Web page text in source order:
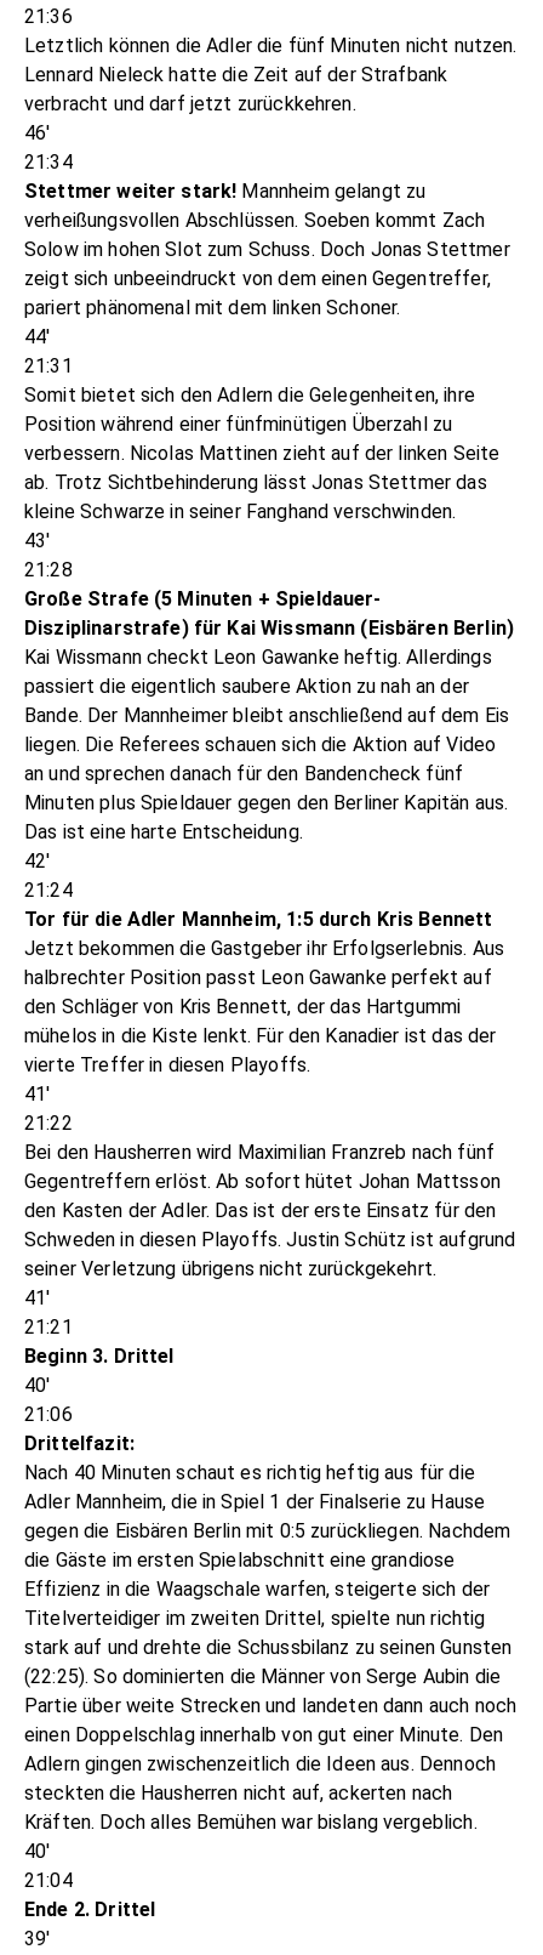
21:36
Letztlich können die Adler die fünf Minuten nicht nutzen.
Lennard Nieleck hatte die Zeit auf der Strafbank
verbracht und darf jetzt zurückkehren.
46'
21:34
Stettmer weiter stark! Mannheim gelangt zu
verheißungsvollen Abschlüssen. Soeben kommt Zach
Solow im hohen Slot zum Schuss. Doch Jonas Stettmer
zeigt sich unbeeindruckt von dem einen Gegentreffer,
pariert phänomenal mit dem linken Schoner.
44'
21:31
Somit bietet sich den Adlern die Gelegenheiten, ihre
Position während einer fünfminütigen Überzahl zu
verbessern. Nicolas Mattinen zieht auf der linken Seite
ab. Trotz Sichtbehinderung lässt Jonas Stettmer das
kleine Schwarze in seiner Fanghand verschwinden.
43'
21:28
Große Strafe (5 Minuten + Spieldauer-
Disziplinarstrafe) für Kai Wissmann (Eisbären Berlin)
Kai Wissmann checkt Leon Gawanke heftig. Allerdings
passiert die eigentlich saubere Aktion zu nah an der
Bande. Der Mannheimer bleibt anschließend auf dem Eis
liegen. Die Referees schauen sich die Aktion auf Video
an und sprechen danach für den Bandencheck fünf
Minuten plus Spieldauer gegen den Berliner Kapitän aus.
Das ist eine harte Entscheidung.
42'
21:24
Tor für die Adler Mannheim, 1:5 durch Kris Bennett
Jetzt bekommen die Gastgeber ihr Erfolgserlebnis. Aus
halbrechter Position passt Leon Gawanke perfekt auf
den Schläger von Kris Bennett, der das Hartgummi
mühelos in die Kiste lenkt. Für den Kanadier ist das der
vierte Treffer in diesen Playoffs.
41'
21:22
Bei den Hausherren wird Maximilian Franzreb nach fünf
Gegentreffern erlöst. Ab sofort hütet Johan Mattsson
den Kasten der Adler. Das ist der erste Einsatz für den
Schweden in diesen Playoffs. Justin Schütz ist aufgrund
seiner Verletzung übrigens nicht zurückgekehrt.
41'
21:21
Beginn 3. Drittel
40'
21:06
Drittelfazit:
Nach 40 Minuten schaut es richtig heftig aus für die
Adler Mannheim, die in Spiel 1 der Finalserie zu Hause
gegen die Eisbären Berlin mit 0:5 zurückliegen. Nachdem
die Gäste im ersten Spielabschnitt eine grandiose
Effizienz in die Waagschale warfen, steigerte sich der
Titelverteidiger im zweiten Drittel, spielte nun richtig
stark auf und drehte die Schussbilanz zu seinen Gunsten
(22:25). So dominierten die Männer von Serge Aubin die
Partie über weite Strecken und landeten dann auch noch
einen Doppelschlag innerhalb von gut einer Minute. Den
Adlern gingen zwischenzeitlich die Ideen aus. Dennoch
steckten die Hausherren nicht auf, ackerten nach
Kräften. Doch alles Bemühen war bislang vergeblich.
40'
21:04
Ende 2. Drittel
39'